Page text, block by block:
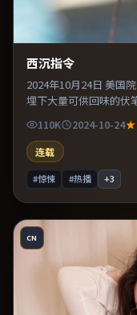
西沉指令
2024年10月24日 美国
埋下大量可供回味的伏
张力贯穿全片。片尾
110K 2024-10-24
连载
#惊悚 #热播 +3
CN